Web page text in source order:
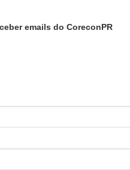
emails do CoreconPR